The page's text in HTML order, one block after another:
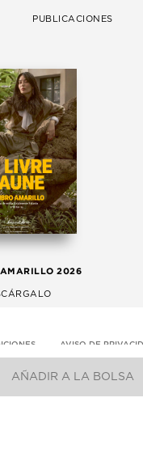
AÑADIR A LA BOLSA
PUBLICACIONES
2026
AVISO DE